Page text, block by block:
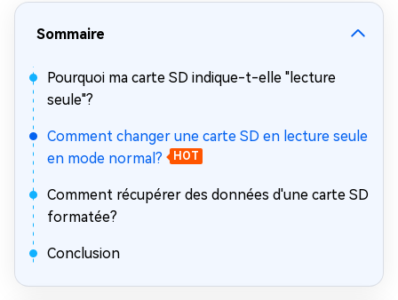
Sommaire
Pourquoi ma carte SD indique-t-elle "lecture
seule"?
Comment changer une carte SD en lecture seule
en mode normal?
HOT
Comment récupérer des données d'une carte SD
formatée?
Conclusion